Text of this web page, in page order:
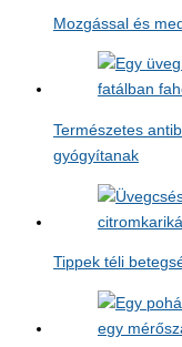
Mozgással és
Természetes
gyógyítanak
Tippek téli